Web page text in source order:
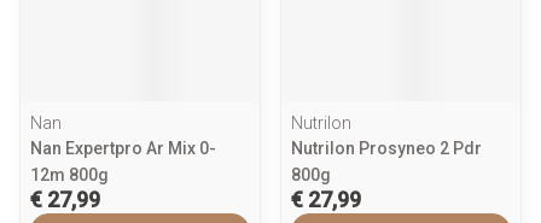
Nan
Nan Expertpro Ar Mix 0-
12m 800g
€ 27,99
Nutrilon
Nutrilon Prosyneo 2 Pdr
800g
€ 27,99